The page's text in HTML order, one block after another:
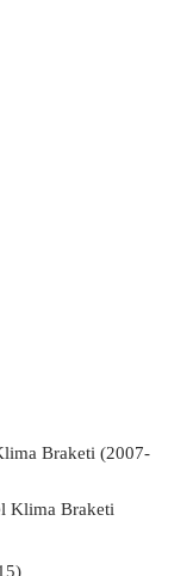
Braketi (2007-
Klima Braketi